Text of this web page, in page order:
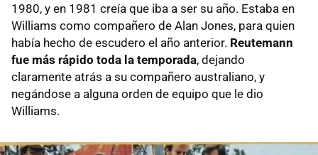
1980, y en 1981 creía que iba a ser su año. Estaba en
Williams como compañero de Alan Jones, para quien
había hecho de escudero el año anterior. Reutemann
fue más rápido toda la temporada, dejando
claramente atrás a su compañero australiano, y
negándose a alguna orden de equipo que le dio
Williams.